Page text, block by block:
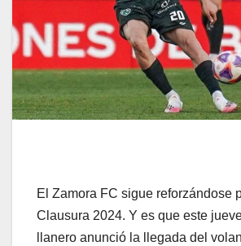
El Zamora FC sigue reforzándose
Clausura 2024. Y es que este
llanero anunció la llegada del